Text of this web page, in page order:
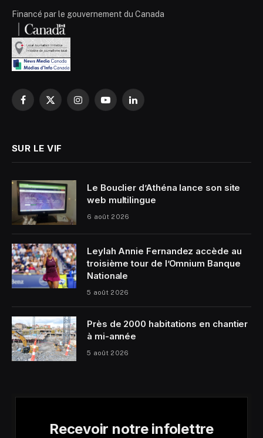
Financé par le gouvernement du Canada
Facebook
X
InstagramYouTubeLinkedIn
SUR LE VIF
Le Bouclier d’Athéna lance son site
web multilingue
6 août 2026
Leylah Annie Fernandez accède au
troisième tour de l’Omnium Banque
Nationale
5 août 2026
Près de 2000 habitations en chantier
à mi-année
5 août 2026
Recevoir notre infolettre